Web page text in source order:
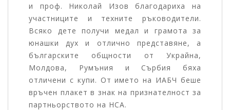
и проф. Николай Изов благодариха на
участниците и техните ръководители.
Всяко дете получи медал и грамота за
юнашки дух и отлично представяне, а
българските общности от Украйна,
Молдова, Румъния и Сърбия бяха
отличени с купи. От името на ИАБЧ беше
връчен плакет в знак на признателност за
партньорството на НСА.